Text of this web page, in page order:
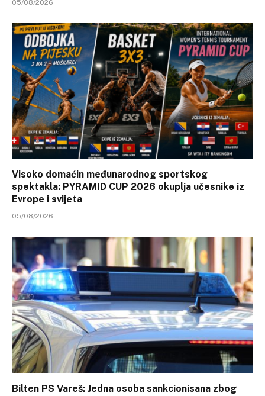
05/08/2026
Visoko domaćin međunarodnog sportskog
spektakla: PYRAMID CUP 2026 okuplja učesnike iz
Evrope i svijeta
05/08/2026
Bilten PS Vareš: Jedna osoba sankcionisana zbog